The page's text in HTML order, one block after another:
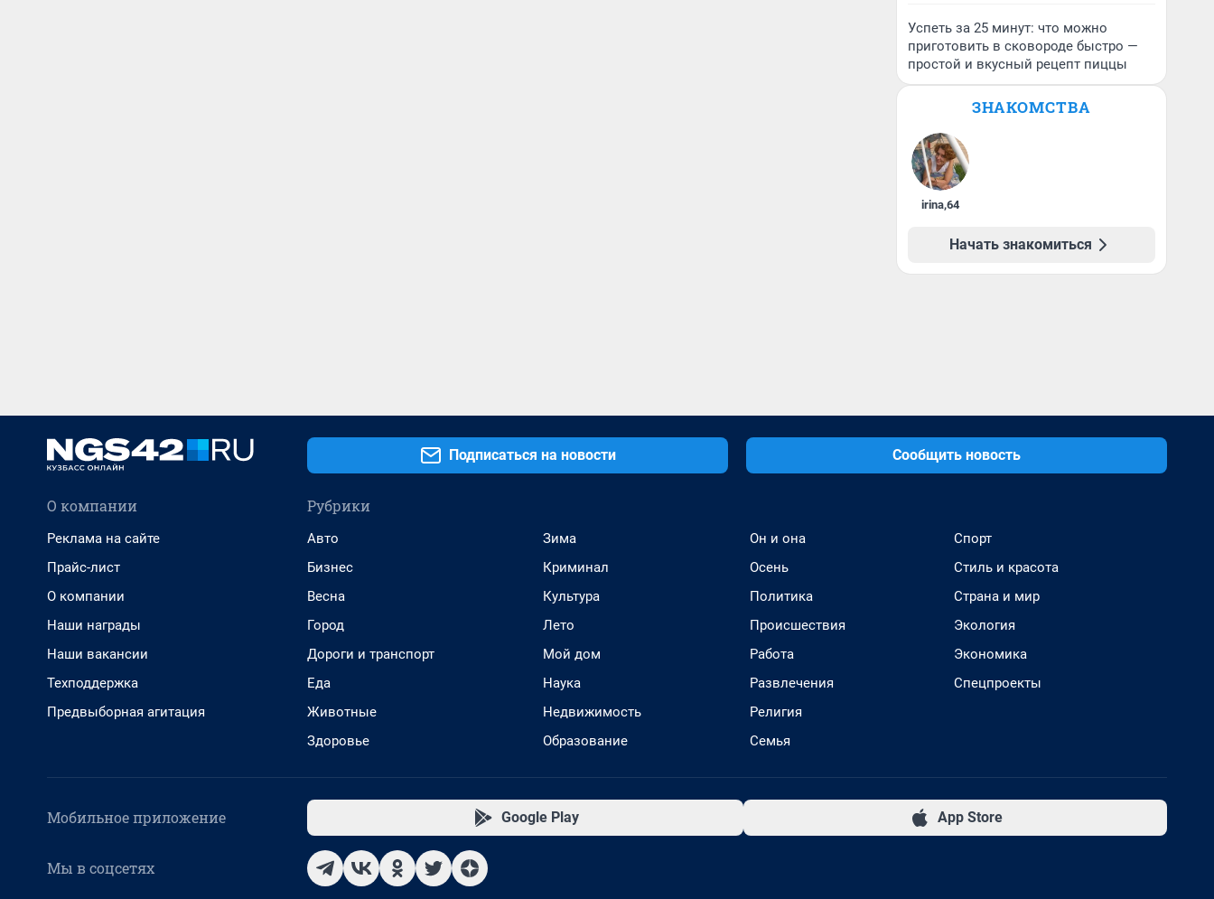
Успеть за 25 минут: что можно
приготовить в сковороде быстро —
простой и вкусный рецепт пиццы
ЗНАКОМСТВА
irina,64
Начать знакомиться
Подписаться на новости Сообщить новость
О компании
Реклама на сайте
Прайс-лист
О компании
Наши награды
Наши вакансии
Техподдержка
Предвыборная агитация
Рубрики
Авто
Бизнес
Весна
Город
Дороги и транспорт
Еда
Животные
Здоровье
Зима
Криминал
Культура
Лето
Мой дом
Наука
Недвижимость
Образование
Он и она
Осень
Политика
Происшествия
Работа
Развлечения
Религия
Семья
Спорт
Стиль и красота
Страна и мир
Экология
Экономика
Спецпроекты
Мобильное приложение Google Play App Store
Мы в соцсетях